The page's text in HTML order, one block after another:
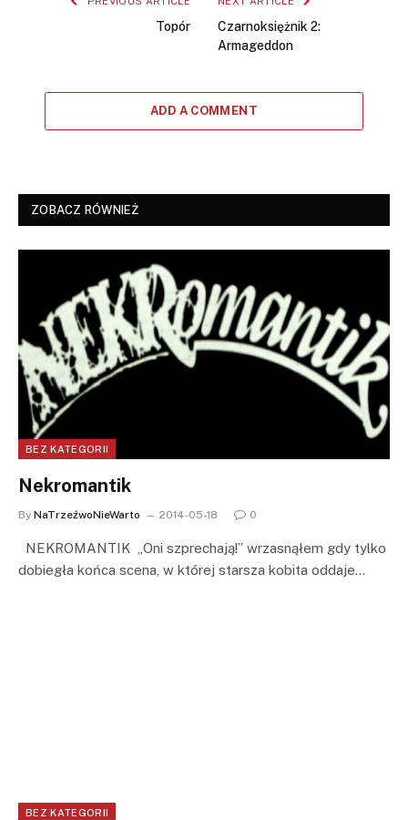
Topór
Czarnoksiężnik 2:
Armageddon
ADD A COMMENT
ZOBACZ RÓWNIEŻ
BEZ KATEGORII
Nekromantik
By NaTrzeźwoNieWarto 2014-05-18 0
NEKROMANTIK „Oni szprechają!” wrzasnąłem gdy tylko
dobiegła końca scena, w której starsza kobita oddaje…
BEZ KATEGORII